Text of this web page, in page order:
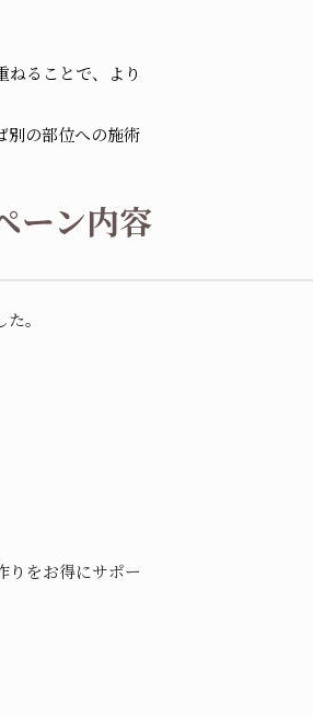
ねることで、より
別の部位への施術
ーン内容
。
りをお得にサポー